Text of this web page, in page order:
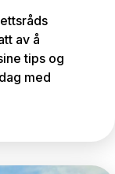
av å
tips og
med